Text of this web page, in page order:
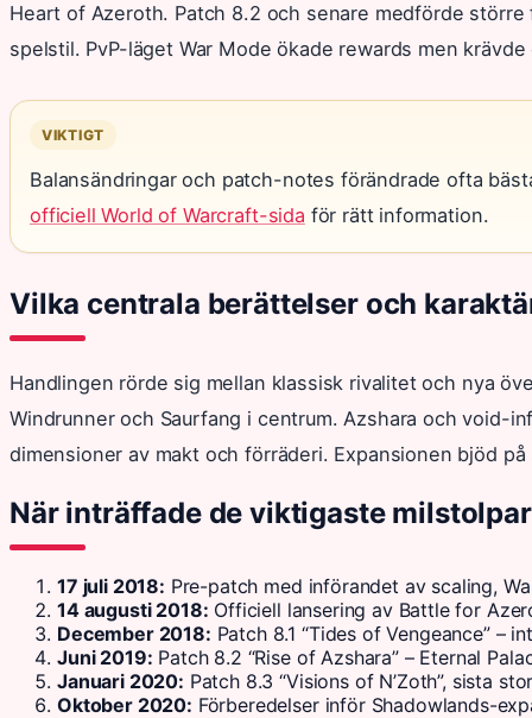
Heart of Azeroth. Patch 8.2 och senare medförde
spelstil. PvP-läget War Mode ökade rewards men
VIKTIGT
Balansändringar och patch-notes förändrade ofta
officiell World of Warcraft-sida för rätt information.
Vilka centrala berättelser och
Handlingen rörde sig mellan klassisk rivalitet och nya
Windrunner och Saurfang i centrum. Azshara och void-
dimensioner av makt och förräderi. Expansionen bjöd
När inträffade de viktigaste
17 juli 2018: Pre-patch med införandet av scaling,
14 augusti 2018: Officiell lansering av Battle for
December 2018: Patch 8.1 “Tides of Vengeance” –
Juni 2019: Patch 8.2 “Rise of Azshara” – Eternal
Januari 2020: Patch 8.3 “Visions of N’Zoth”, sista
Oktober 2020: Förberedelser inför Shadowlands-